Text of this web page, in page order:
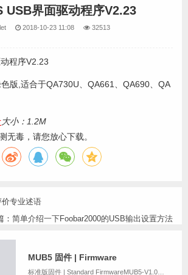
USB界面驱动程序V2.23
2018-10-23 11:08 32513
程序V2.23
版,适合于QA730U、QA661、QA690、QA
大小：1.2M
无毒，请您放心下载。
专业述语
： 简单介绍一下Foobar2000的USB输出设置方法
MUB5 固件 | Firmware